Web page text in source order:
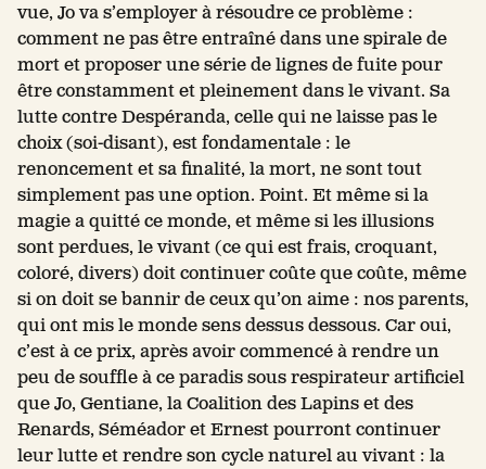
vue, Jo va s’employer à résoudre ce problème :
comment ne pas être entraîné dans une spirale de
mort et proposer une série de lignes de fuite pour
être constamment et pleinement dans le vivant. Sa
lutte contre Despéranda, celle qui ne laisse pas le
choix (soi-disant), est fondamentale : le
renoncement et sa finalité, la mort, ne sont tout
simplement pas une option. Point. Et même si la
magie a quitté ce monde, et même si les illusions
sont perdues, le vivant (ce qui est frais, croquant,
coloré, divers) doit continuer coûte que coûte, même
si on doit se bannir de ceux qu’on aime : nos parents,
qui ont mis le monde sens dessus dessous. Car oui,
c’est à ce prix, après avoir commencé à rendre un
peu de souffle à ce paradis sous respirateur artificiel
que Jo, Gentiane, la Coalition des Lapins et des
Renards, Séméador et Ernest pourront continuer
leur lutte et rendre son cycle naturel au vivant : la